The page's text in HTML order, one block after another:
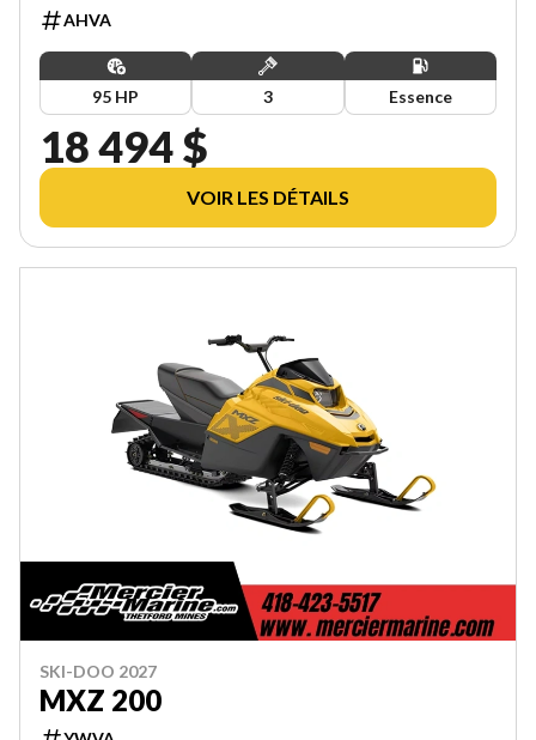
AHVA
95 HP 3 Essence
18 494 $
VOIR LES DÉTAILS
SKI-DOO 2027
MXZ 200